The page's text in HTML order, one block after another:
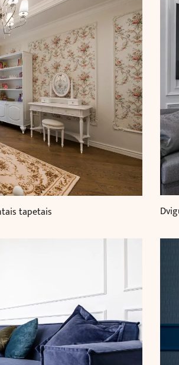
tapetais